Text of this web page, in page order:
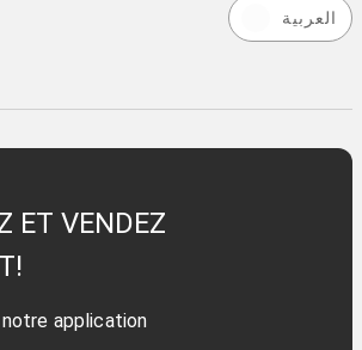
العربية
ET VENDEZ
application